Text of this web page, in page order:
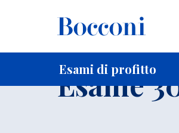
Esami di profitto
Home Per studenti iscritti
Esame